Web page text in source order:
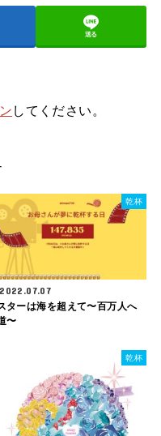
送る
してください。
乾杯
2022.07.07
ターは海を超えて〜百万人へ
〜
乾杯